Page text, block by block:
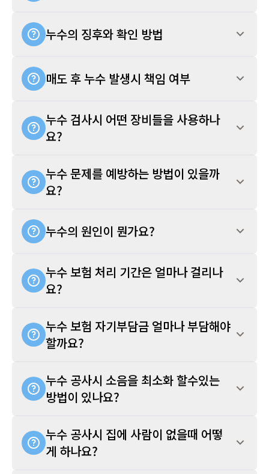
누수의 징후와 확인 방법
매도 후 누수 발생시 책임 여부
누수 검사시 어떤 장비들을 사용하나
요?
누수 문제를 예방하는 방법이 있을까
요?
누수의 원인이 뭔가요?
누수 보험 처리 기간은 얼마나 걸리나
요?
누수 보험 자기부담금 얼마나 부담해야
할까요?
누수 공사시 소음을 최소화 할수있는
방법이 있나요?
누수 공사시 집에 사람이 없을때 어떻
게 하나요?